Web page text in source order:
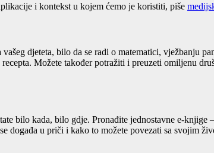
i kontekst u kojem ćemo je koristiti, piše
djeteta, bilo da se radi o matematici, vježbanju
Možete također potražiti i preuzeti omiljenu
bilo kada, bilo gdje. Pronađite jednostavne e-knjige
događa u priči i kako to možete povezati sa svojim